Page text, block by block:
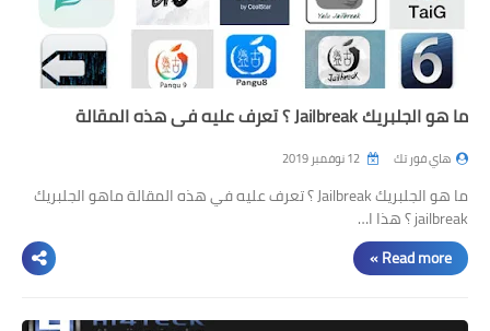
ما هو الجلبريك Jailbreak ؟ تعرف عليه في هذه المقالة
هاي فور تك
ما هو الجلبريك Jailbreak ؟ تعرف عليه في هذه المقالة ماهو الجلبريك
jailbreak ؟ هذا ا…
Read more »